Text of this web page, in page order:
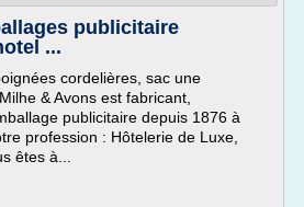
publicitaire
...
cordelières, sac une
& Avons est fabricant,
publicitaire depuis 1876 à
profession : Hôtelerie de Luxe,
êtes à...